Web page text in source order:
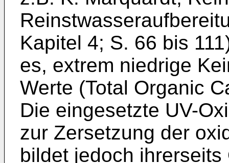
Kapitel 4; S. 66 bis
es, extrem niedrige
Werte (Total Organic
Die eingesetzte UV-
zur Zersetzung der
bildet jedoch